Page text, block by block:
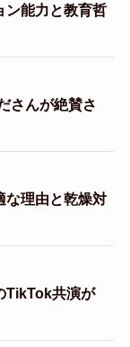
ン能力と教育哲
さんが絶賛さ
な理由と乾燥対
TikTok共演が